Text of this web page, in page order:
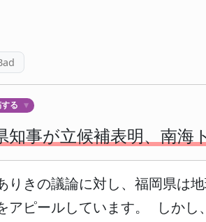
る ▼
知事が立候補表明、南
りきの議論に対し、福岡県は
アピールしています。 しか